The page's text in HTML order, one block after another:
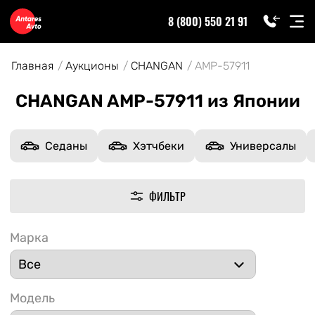
8 (800) 550 21 91
Главная Аукционы CHANGAN AMP-57911
CHANGAN AMP-57911 из Японии
Седаны Хэтчбеки Универсалы
ФИЛЬТР
Марка
Модель